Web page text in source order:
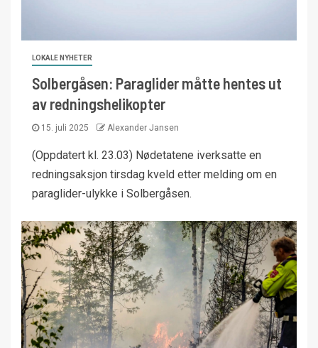
LOKALE NYHETER
Solbergåsen: Paraglider måtte hentes ut
av redningshelikopter
15. juli 2025 Alexander Jansen
(Oppdatert kl. 23.03) Nødetatene iverksatte en
redningsaksjon tirsdag kveld etter melding om en
paraglider-ulykke i Solbergåsen.